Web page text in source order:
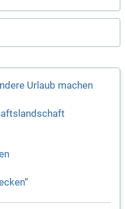
Urlaub machen